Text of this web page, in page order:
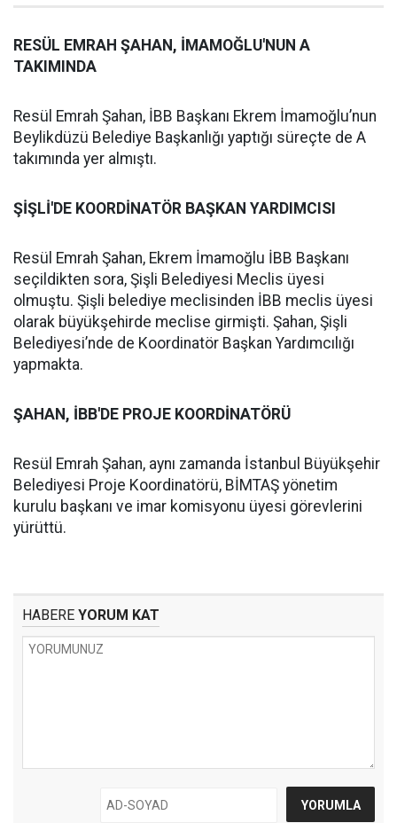
RESÜL EMRAH ŞAHAN, İMAMOĞLU'NUN A
TAKIMINDA
Resül Emrah Şahan, İBB Başkanı Ekrem İmamoğlu’nun
Beylikdüzü Belediye Başkanlığı yaptığı süreçte de A
takımında yer almıştı.
ŞİŞLİ'DE KOORDİNATÖR BAŞKAN YARDIMCISI
Resül Emrah Şahan, Ekrem İmamoğlu İBB Başkanı
seçildikten sora, Şişli Belediyesi Meclis üyesi
olmuştu. Şişli belediye meclisinden İBB meclis üyesi
olarak büyükşehirde meclise girmişti. Şahan, Şişli
Belediyesi’nde de Koordinatör Başkan Yardımcılığı
yapmakta.
ŞAHAN, İBB'DE PROJE KOORDİNATÖRÜ
Resül Emrah Şahan, aynı zamanda İstanbul Büyükşehir
Belediyesi Proje Koordinatörü, BİMTAŞ yönetim
kurulu başkanı ve imar komisyonu üyesi görevlerini
yürüttü.
HABERE YORUM KAT